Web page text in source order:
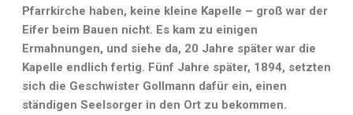
Pfarrkirche haben, keine kleine Kapelle – groß war der
Eifer beim Bauen nicht. Es kam zu einigen
Ermahnungen, und siehe da, 20 Jahre später war die
Kapelle endlich fertig. Fünf Jahre später, 1894, setzten
sich die Geschwister Gollmann dafür ein, einen
ständigen Seelsorger in den Ort zu bekommen.